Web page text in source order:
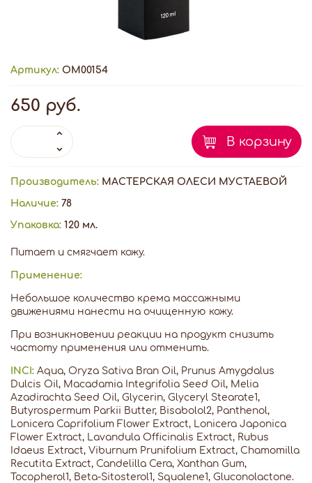
Артикул: ОМ00154
650 руб.
В корзину
Производитель: МАСТЕРСКАЯ ОЛЕСИ МУСТАЕВОЙ
Наличие: 78
Упаковка: 120 мл.
Питает и смягчает кожу.
Применение:
Небольшое количество крема массажными
движениями нанести на очищенную кожу.
При возникновении реакции на продукт снизить
частоту применения или отменить.
INCI: Aqua, Oryza Sativa Bran Oil, Prunus Amygdalus
Dulcis Oil, Macadamia Integrifolia Seed Oil, Melia
Azadirachta Seed Oil, Glycerin, Glyceryl Stearate1,
Butyrospermum Parkii Butter, Bisabolol2, Panthenol,
Lonicera Caprifolium Flower Extract, Lonicera Japonica
Flower Extract, Lavandula Officinalis Extract, Rubus
Idaeus Extract, Viburnum Prunifolium Extract, Chamomilla
Recutita Extract, Candelilla Cera, Xanthan Gum,
Tocopherol1, Beta-Sitosterol1, Squalene1, Gluconolactone.